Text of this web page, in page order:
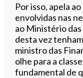
Por isso, apela
envolvidas nas
ao Ministério das
desta vez
ministro das
olhe para a
fundamental de